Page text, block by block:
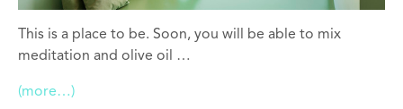
This is a place to be. Soon, you will be able to mix
meditation and olive oil …
(more…)